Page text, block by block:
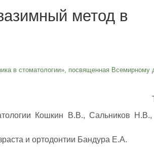
метод в
в стоматологии», посвященная Всемирному
Кошкин В.В., Сальников Н.В.,
и ортодонтии Бандура Е.А.